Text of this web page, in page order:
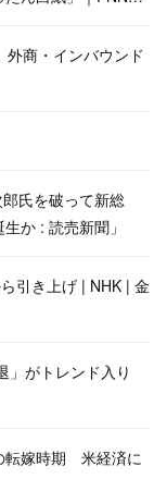
外商・インバウンド
氏を破って新総
か : 読売新聞」
引き上げ | NHK | 金
」がトレンド入り
転嫁時期 米経済に